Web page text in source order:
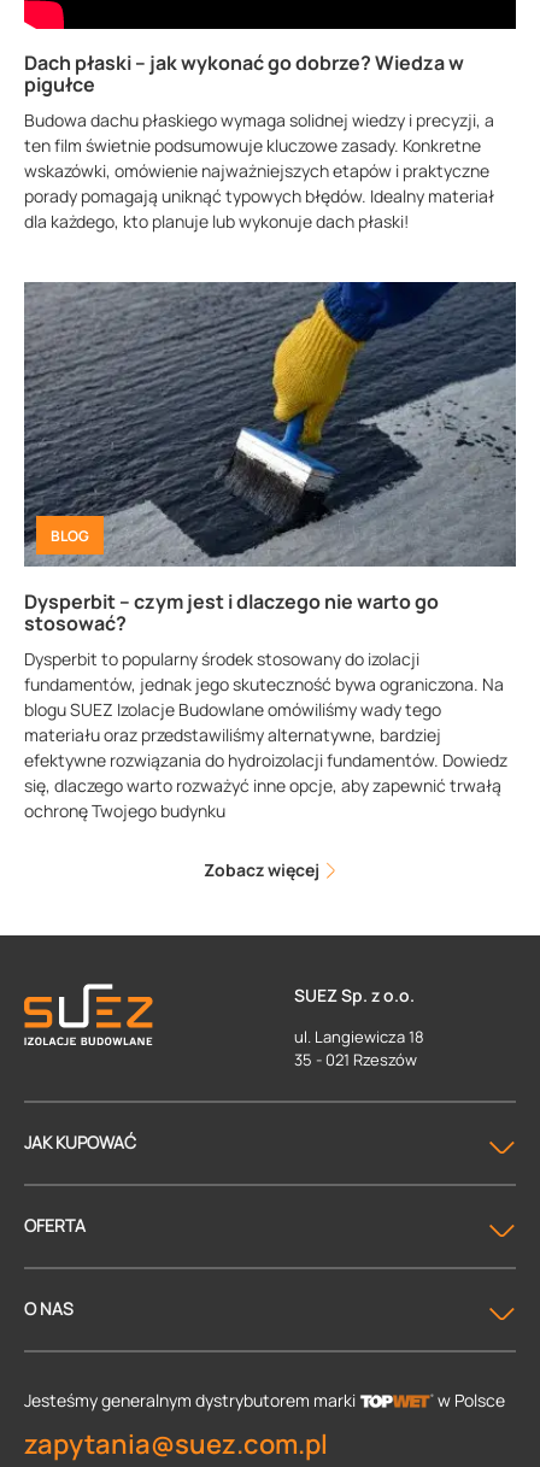
Dach płaski – jak wykonać go dobrze? Wiedza w
pigułce
Budowa dachu płaskiego wymaga solidnej wiedzy i precyzji, a
ten film świetnie podsumowuje kluczowe zasady. Konkretne
wskazówki, omówienie najważniejszych etapów i praktyczne
porady pomagają uniknąć typowych błędów. Idealny materiał
dla każdego, kto planuje lub wykonuje dach płaski!
BLOG
Dysperbit – czym jest i dlaczego nie warto go
stosować?
Dysperbit to popularny środek stosowany do izolacji
fundamentów, jednak jego skuteczność bywa ograniczona. Na
blogu SUEZ Izolacje Budowlane omówiliśmy wady tego
materiału oraz przedstawiliśmy alternatywne, bardziej
efektywne rozwiązania do hydroizolacji fundamentów. Dowiedz
się, dlaczego warto rozważyć inne opcje, aby zapewnić trwałą
ochronę Twojego budynku
Zobacz więcej
SUEZ Sp. z o.o.
ul. Langiewicza 18
35 - 021 Rzeszów
JAK KUPOWAĆ
OFERTA
O NAS
Jesteśmy generalnym dystrybutorem marki w Polsce
zapytania@suez.com.pl